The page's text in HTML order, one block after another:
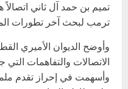
تميم بن حمد آل ثاني اتصالاً
ترمب لبحث آخر تطورات
وأوضح الديوان الأميري
الاتصالات والتفاهمات
وأسهمت في إحراز تقدم